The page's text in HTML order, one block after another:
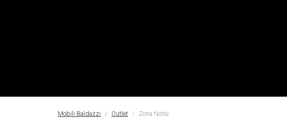
Mobili Baldazzi Outlet Zona Notte